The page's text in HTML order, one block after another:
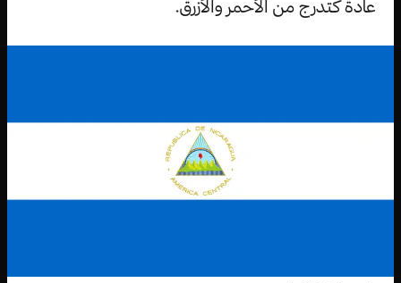
عادة كتدرج من الأحمر والأزرق.